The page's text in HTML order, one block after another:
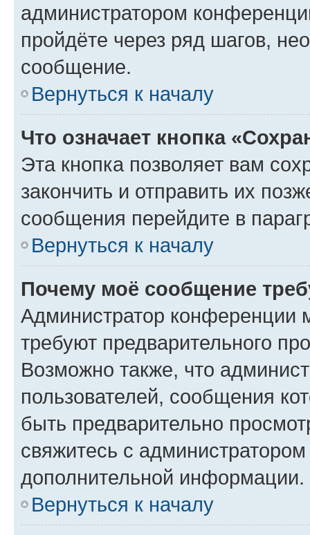
администратором
пройдёте через ряд шагов,
сообщение.
Вернуться к началу
Что означает кнопка
Эта кнопка позволяет вам
закончить и отправить их
сообщения перейдите в
Вернуться к началу
Почему моё сообщение
Администратор конференции
требуют предварительного
Возможно также, что
пользователей, сообщения
быть предварительно
свяжитесь с
дополнительной информации.
Вернуться к началу